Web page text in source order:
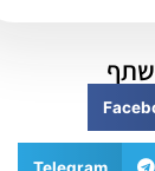
Telegram